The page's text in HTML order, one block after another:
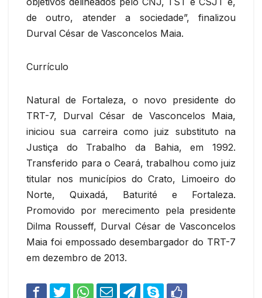
de outro, atender a sociedade”, finalizou
Durval César de Vasconcelos Maia.
Currículo
Natural de Fortaleza, o novo presidente do
TRT-7, Durval César de Vasconcelos Maia,
iniciou sua carreira como juiz substituto na
Justiça do Trabalho da Bahia, em 1992.
Transferido para o Ceará, trabalhou como juiz
titular nos municípios do Crato, Limoeiro do
Norte, Quixadá, Baturité e Fortaleza.
Promovido por merecimento pela presidente
Dilma Rousseff, Durval César de Vasconcelos
Maia foi empossado desembargador do TRT-7
em dezembro de 2013.